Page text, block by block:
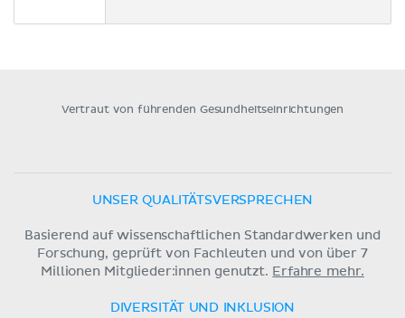
Vertraut von führenden Gesundheitseinrichtungen
UNSER QUALITÄTSVERSPRECHEN
Basierend auf wissenschaftlichen Standardwerken und
Forschung, geprüft von Fachleuten und von über 7
Millionen Mitglieder:innen genutzt. Erfahre mehr.
DIVERSITÄT UND INKLUSION